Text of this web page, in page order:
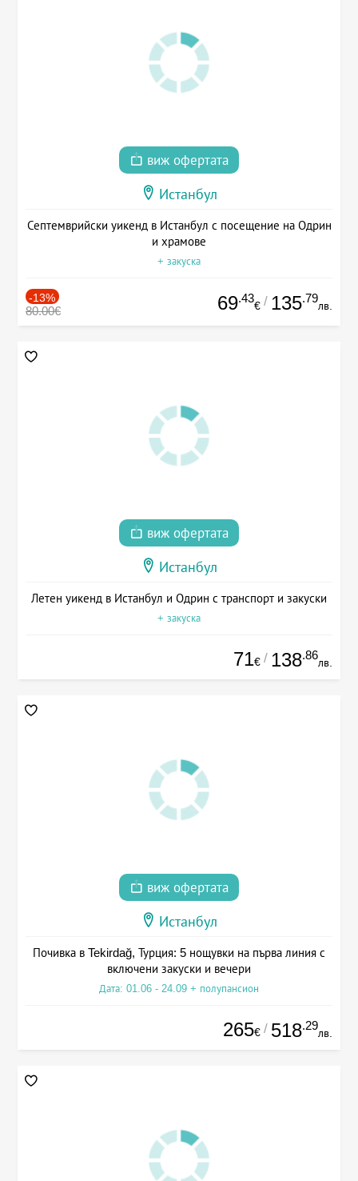
виж офертата
Истанбул
Септемврийски уикенд в Истанбул с посещение на Одрин
и храмове
+ закуска
-13%
80.00€ 69.43
€ / 135.79
лв.
виж офертата
Истанбул
Летен уикенд в Истанбул и Одрин с транспорт и закуски
+ закуска
71€ / 138.86
лв.
виж офертата
Истанбул
Почивка в Tekirdağ, Турция: 5 нощувки на първа линия с
включени закуски и вечери
Дата: 01.06 - 24.09 + полупансион
265€ / 518.29
лв.